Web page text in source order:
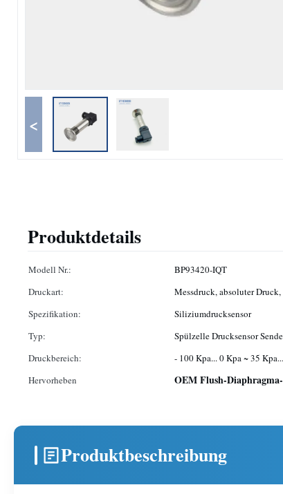
<
Produktdetails
Modell Nr.: BP93420-IQT
Druckart:
Messdruck, absoluter
Spezifikation:
Siliziumdrucksensor
Typ:
Spülzelle Drucksensor
Druckbereich:
- 100 Kpa... 0 Kpa ~ 35
Hervorheben
OEM Flush-
Produktbeschreibung